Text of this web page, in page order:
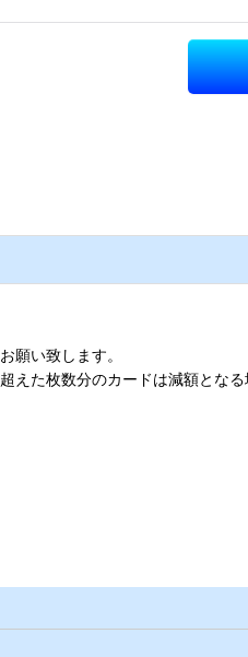
願い致します。
た枚数分のカードは減額となる